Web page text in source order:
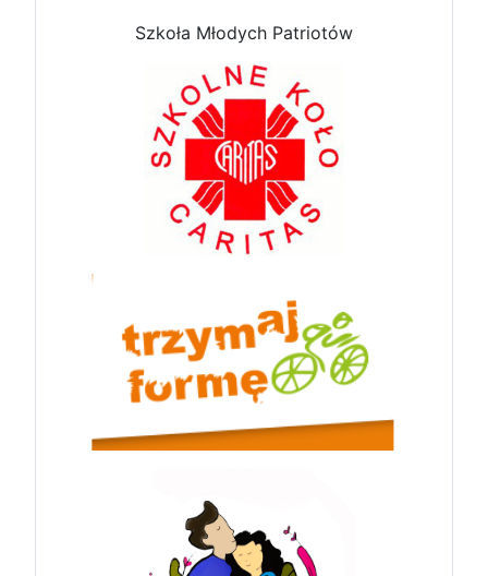
Szkoła Młodych Patriotów